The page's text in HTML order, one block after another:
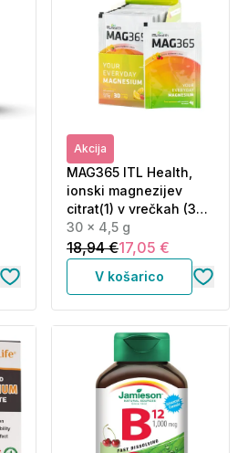
Akcija
MAG365 ITL Health,
ionski magnezijev
citrat(1) v vrečkah (30 x
4,5 g)
30 x 4,5 g
18,94 €17,05 €
V košarico